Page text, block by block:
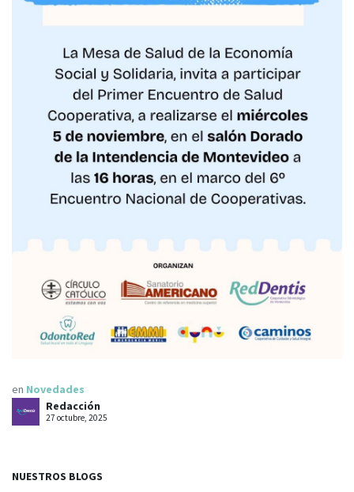
en Novedades
Redacción
27 octubre, 2025
NUESTROS BLOGS